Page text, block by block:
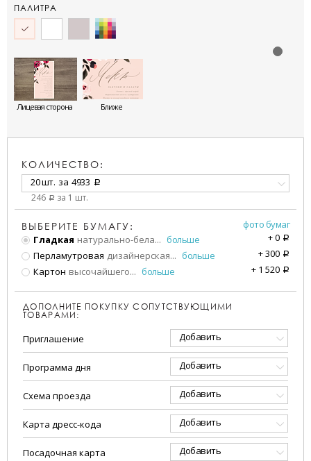
ПАЛИТРА
Лицевая сторона Ближе
КОЛИЧЕСТВО:
20 шт. за 4933 a
246 a за 1 шт.
ВЫБЕРИТЕ БУМАГУ:
фото бумаг
Гладкая натурально-бела... больше +0 a
Перламутровая дизайнерская... больше +300 a
Картон высочайшего... больше + 1 520 a
ДОПОЛНИТЕ ПОКУПКУ СОПУТСТВУЮЩИМИ
ТОВАРАМИ:
Приглашение Добавить
Программа дня Добавить
Схема проезда Добавить
Карта дресс-кода Добавить
Посадочная карта Добавить